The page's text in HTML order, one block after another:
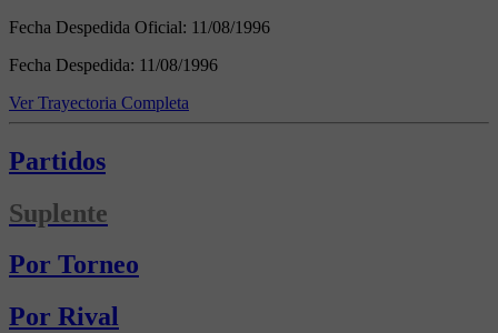
Fecha Despedida Oficial: 11/08/1996
Fecha Despedida: 11/08/1996
Ver Trayectoria Completa
Partidos
Suplente
Por Torneo
Por Rival